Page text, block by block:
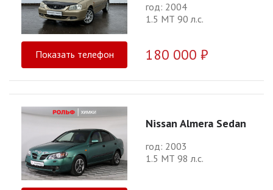
год: 2004
1.5 МТ 90 л.с.
Показать телефон 180 000 ₽
Nissan Almera Sedan
год: 2003
1.5 МТ 98 л.с.